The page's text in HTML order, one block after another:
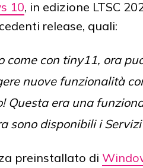
10, in edizione LTSC
release, quali:
come con tiny11, ora
nuove funzionalità
Questa era una
sono disponibili i
preinstallato di